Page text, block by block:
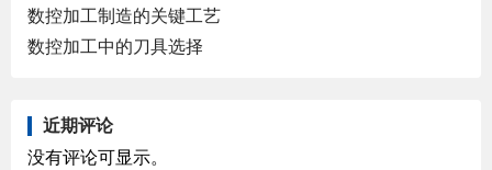
数控加工制造的关键工艺
数控加工中的刀具选择
近期评论
没有评论可显示。